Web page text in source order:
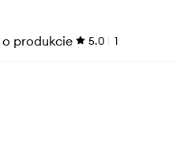
produkcie 5.0 1